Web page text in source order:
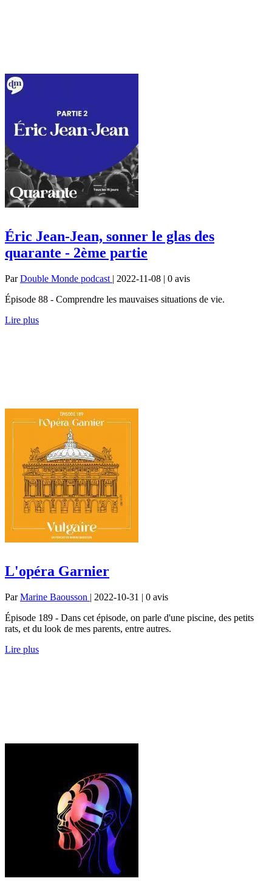
Éric Jean-Jean, sonner le glas des
quarante - 2ème partie
ParDouble Monde podcast | 2022-11-08 | 0 avis
Épisode 88 - Comprendre les mauvaises situations de vie.
Lire plus
L'opéra Garnier
ParMarine Baousson | 2022-10-31 | 0 avis
Épisode 189 - Dans cet épisode, on parle d'une piscine, des petits
rats, et du look de mes parents, entre autres.
Lire plus